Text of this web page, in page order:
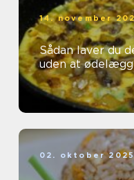
14. november
Sådan laver du
uden at
02. oktober